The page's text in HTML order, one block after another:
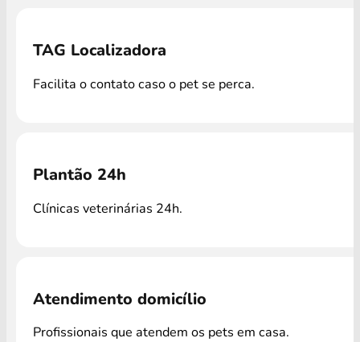
TAG Localizadora
Facilita o contato caso o pet se perca.
Plantão 24h
Clínicas veterinárias 24h.
Atendimento domicílio
Profissionais que atendem os pets em casa.